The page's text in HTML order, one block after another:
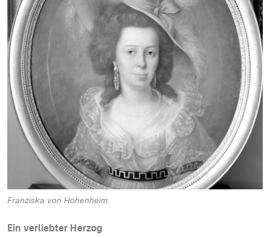
Franziska von Hohenheim.
Ein verliebter Herzog